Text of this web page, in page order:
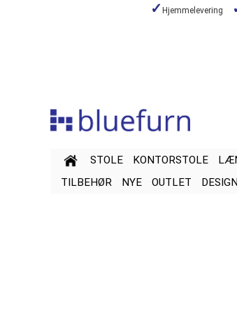
Hjemmelevering
STOLE KONTORSTOLE
TILBEHØR
NYE OUTLET